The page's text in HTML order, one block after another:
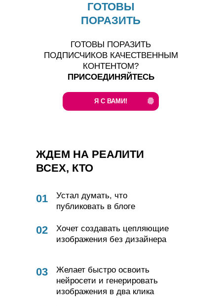
ГОТОВЫ
ПОРАЗИТЬ
ГОТОВЫ ПОРАЗИТЬ
ПОДПИСЧИКОВ КАЧЕСТВЕННЫМ
КОНТЕНТОМ?
ПРИСОЕДИНЯЙТЕСЬ
Я С ВАМИ!
ЖДЕМ НА РЕАЛИТИ
ВСЕХ, КТО
01
Устал думать, что
публиковать в блоге
02
Хочет создавать цепляющие
изображения без дизайнера
03
Желает быстро освоить
нейросети и генерировать
изображения в два клика